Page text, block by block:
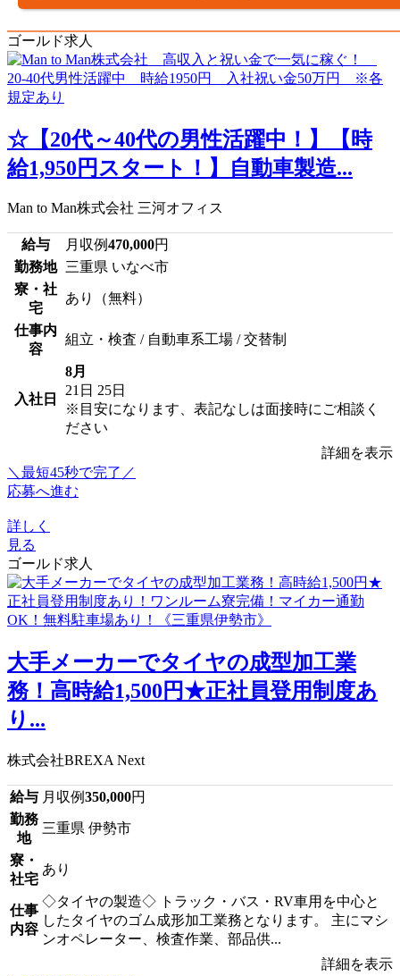
ゴールド求人
☆【20代～40代の男性活躍中！】【時
給1,950円スタート！】自動車製造...
Man to Man株式会社 三河オフィス
給与 月収例470,000円
勤務地 三重県 いなべ市
寮・社
宅
あり（無料）
仕事内
容
組立・検査 / 自動車系工場 / 交替制
入社日
8月
21日 25日
※目安になります、表記なしは面接時にご相談く
ださい
詳細を表示
＼最短45秒で完了／
応募へ進む
詳しく
見る
ゴールド求人
大手メーカーでタイヤの成型加工業
務！高時給1,500円★正社員登用制度あ
り...
株式会社BREXA Next
給与 月収例350,000円
勤務
地
三重県 伊勢市
寮・
社宅
あり
仕事
内容
◇タイヤの製造◇ トラック・バス・RV車用を中心と
したタイヤのゴム成形加工業務となります。 主にマシ
ンオペレーター、検査作業、部品供...
詳細を表示